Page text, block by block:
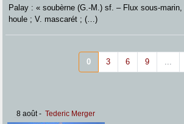
Palay : « soubèrne (G.-M.) sf. – Flux sous-marin,
houle ; V. mascarét ; (…)
0 3 6 9 ...
8 août- Tederic Merger